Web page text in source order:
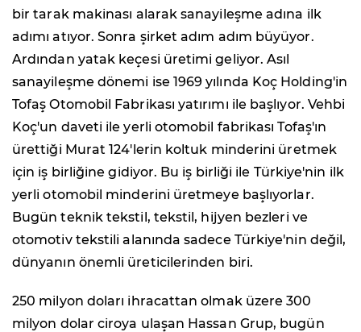
bir tarak makinası alarak sanayileşme adına ilk
adımı atıyor. Sonra şirket adım adım büyüyor.
Ardından yatak keçesi üretimi geliyor. Asıl
sanayileşme dönemi ise 1969 yılında Koç Holding'in
Tofaş Otomobil Fabrikası yatırımı ile başlıyor. Vehbi
Koç'un daveti ile yerli otomobil fabrikası Tofaş'ın
ürettiği Murat 124'lerin koltuk minderini üretmek
için iş birliğine gidiyor. Bu iş birliği ile Türkiye'nin ilk
yerli otomobil minderini üretmeye başlıyorlar.
Bugün teknik tekstil, tekstil, hijyen bezleri ve
otomotiv tekstili alanında sadece Türkiye'nin değil,
dünyanın önemli üreticilerinden biri.
250 milyon doları ihracattan olmak üzere 300
milyon dolar ciroya ulaşan Hassan Grup, bugün